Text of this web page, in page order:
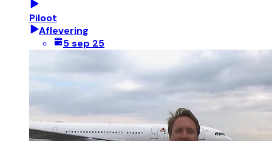
Piloot
Aflevering
5 sep 25